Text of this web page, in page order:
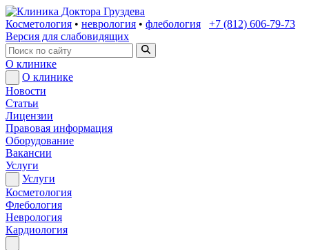
Косметология • неврология • флебология
+7 (812) 606-79-73
Версия для слабовидящих
О клинике
О клинике
Новости
Статьи
Лицензии
Правовая информация
Оборудование
Вакансии
Услуги
Услуги
Косметология
Флебология
Неврология
Кардиология